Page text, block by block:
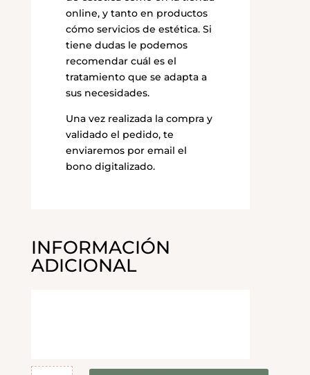
online, y tanto en productos
cómo servicios de estética. Si
tiene dudas le podemos
recomendar cuál es el
tratamiento que se adapta a
sus necesidades.
Una vez realizada la compra y
validado el pedido, te
enviaremos por email el
bono digitalizado.
INFORMACIÓN
ADICIONAL